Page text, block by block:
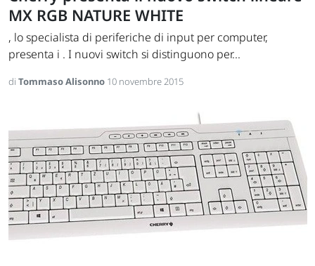
MX RGB NATURE WHITE
, lo specialista di periferiche di input per computer,
presenta i . I nuovi switch si distinguono per...
di Tommaso Alisonno 10 novembre 2015